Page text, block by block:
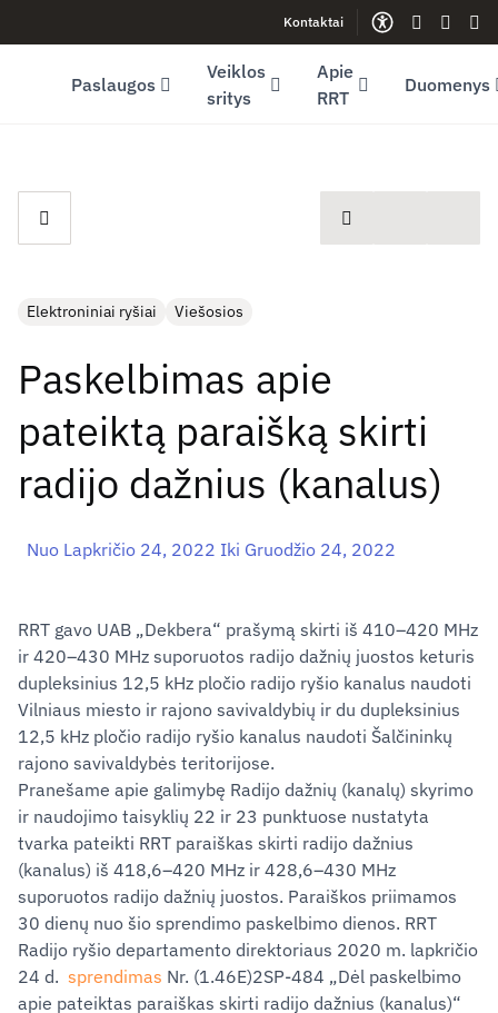
Youtube (opens in new window)Kontaktai
Gestų
Paslaugos
Veiklos
sritys
Apie
RRT
Duomenys
spausdinti
Elektroniniai ryšiai Viešosios
Paskelbimas apie
pateiktą paraišką skirti
radijo dažnius (kanalus)
Nuo Lapkričio 24, 2022 Iki Gruodžio 24, 2022
RRT gavo UAB „Dekbera“ prašymą skirti iš 410–420 MHz
ir 420–430 MHz suporuotos radijo dažnių juostos keturis
dupleksinius 12,5 kHz pločio radijo ryšio kanalus naudoti
Vilniaus miesto ir rajono savivaldybių ir du dupleksinius
12,5 kHz pločio radijo ryšio kanalus naudoti Šalčininkų
rajono savivaldybės teritorijose.
Pranešame apie galimybę Radijo dažnių (kanalų) skyrimo
ir naudojimo taisyklių 22 ir 23 punktuose nustatyta
tvarka pateikti RRT paraiškas skirti radijo dažnius
(kanalus) iš 418,6–420 MHz ir 428,6–430 MHz
suporuotos radijo dažnių juostos. Paraiškos priimamos
30 dienų nuo šio sprendimo paskelbimo dienos. RRT
Radijo ryšio departamento direktoriaus 2020 m. lapkričio
24 d. sprendimas Nr. (1.46E)2SP-484 „Dėl paskelbimo
apie pateiktas paraiškas skirti radijo dažnius (kanalus)“